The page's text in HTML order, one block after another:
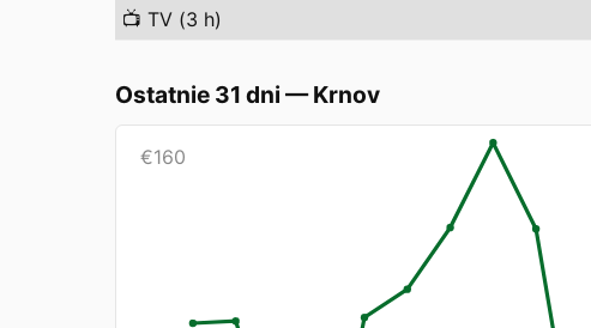
📺 TV (3 h)
Ostatnie 31 dni —Krnov
€160